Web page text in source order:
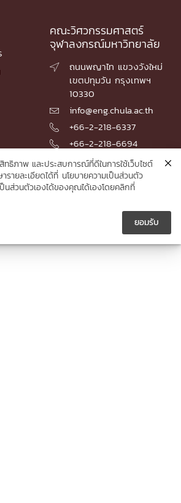

คณะวิศวกรรมศาสตร์
จุฬาลงกรณ์มหาวิทยาลัย

ถนนพญาไท แขวงวังใหม่
เขตปทุมวัน กรุงเทพฯ
10330
 info@eng.chula.ac.th
 +66-2-218-6337
 +66-2-218-6694
Chulalongkorn University
ธิภาพ และประสบการณ์ที่ดีในการใช้เว็บไซต์
ายละเอียดได้ที่ นโยบายความเป็นส่วนตัว
นส่วนตัวเองได้ของคุณได้เองโดยคลิกที่
ยอมรับ